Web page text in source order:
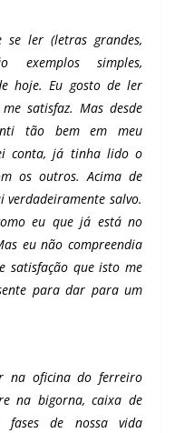
ler (letras grandes,
exemplos simples,
hoje. Eu gosto de ler
satisfaz. Mas desde
tão bem em meu
conta, já tinha lido o
os outros. Acima de
salvo.
eu que já está no
eu não compreendia
satisfação que isto me
para dar para um
na oficina do ferreiro
na bigorna, caixa de
fases de nossa vida